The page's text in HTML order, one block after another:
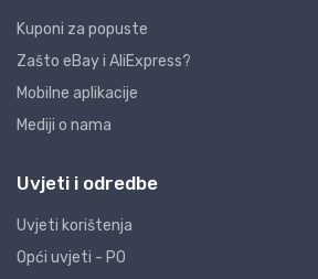
Kuponi za popuste
Zašto eBay i AliExpress?
Mobilne aplikacije
Mediji o nama
Uvjeti i odredbe
Uvjeti korištenja
Opći uvjeti - PO